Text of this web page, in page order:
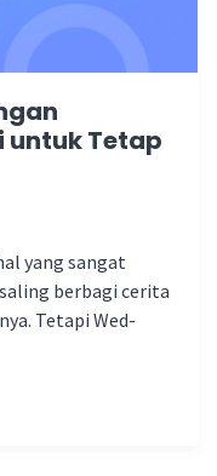
untuk Tetap
yang sangat
berbagi cerita
Tetapi Wed-